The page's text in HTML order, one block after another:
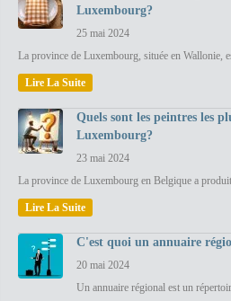
Luxembourg?
25 mai 2024
La province de Luxembourg, située en Wallonie,
Lire La Suite
Quels sont les peintres les
Luxembourg?
23 mai 2024
La province de Luxembourg en Belgique a
Lire La Suite
C'est quoi un annuaire
20 mai 2024
Un annuaire régional est un